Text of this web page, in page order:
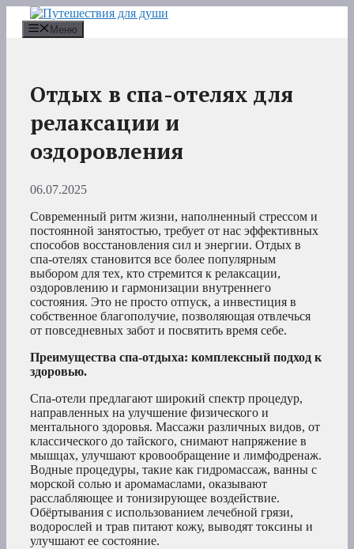
Перейти
содержимому
Меню
Отдых в спа-отелях для
релаксации и
оздоровления
06.07.2025
Современный ритм жизни, наполненный стрессом и
постоянной занятостью, требует от нас эффективных
способов восстановления сил и энергии. Отдых в
спа-отелях становится все более популярным
выбором для тех, кто стремится к релаксации,
оздоровлению и гармонизации внутреннего
состояния. Это не просто отпуск, а инвестиция в
собственное благополучие, позволяющая отвлечься
от повседневных забот и посвятить время себе.
Преимущества спа-отдыха: комплексный подход к
здоровью.
Спа-отели предлагают широкий спектр процедур,
направленных на улучшение физического и
ментального здоровья. Массажи различных видов, от
классического до тайского, снимают напряжение в
мышцах, улучшают кровообращение и лимфодренаж.
Водные процедуры, такие как гидромассаж, ванны с
морской солью и аромамаслами, оказывают
расслабляющее и тонизирующее воздействие.
Обёртывания с использованием лечебной грязи,
водорослей и трав питают кожу, выводят токсины и
улучшают ее состояние.